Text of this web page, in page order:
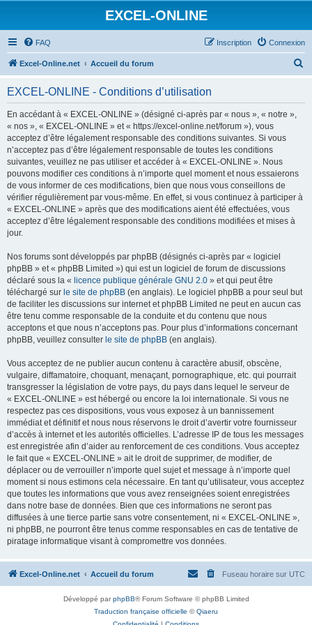
EXCEL-ONLINE
FAQ Connexion
Inscription
Excel-Online.net Accueil du forum
EXCEL-ONLINE - Conditions d’utilisation
En accédant à « EXCEL-ONLINE » (désigné ci-après par « nous », « notre »,
« nos », « EXCEL-ONLINE » et « https://excel-online.net/forum »), vous
acceptez d’être légalement responsable des conditions suivantes. Si vous
n’acceptez pas d’être légalement responsable de toutes les conditions
suivantes, veuillez ne pas utiliser et accéder à « EXCEL-ONLINE ». Nous
pouvons modifier ces conditions à n’importe quel moment et nous essaierons
de vous informer de ces modifications, bien que nous vous conseillons de
vérifier régulièrement par vous-même. En effet, si vous continuez à participer à
« EXCEL-ONLINE » après que des modifications aient été effectuées, vous
acceptez d’être légalement responsable des conditions modifiées et mises à
jour.
Nos forums sont développés par phpBB (désignés ci-après par « logiciel
phpBB » et « phpBB Limited ») qui est un logiciel de forum de discussions
déclaré sous la « licence publique générale GNU 2.0 » et qui peut être
téléchargé sur le site de phpBB (en anglais). Le logiciel phpBB a pour seul but
de faciliter les discussions sur internet et phpBB Limited ne peut en aucun cas
être tenu comme responsable de la conduite et du contenu que nous
acceptons et que nous n’acceptons pas. Pour plus d’informations concernant
phpBB, veuillez consulter le site de phpBB (en anglais).
Vous acceptez de ne publier aucun contenu à caractère abusif, obscène,
vulgaire, diffamatoire, choquant, menaçant, pornographique, etc. qui pourrait
transgresser la législation de votre pays, du pays dans lequel le serveur de
« EXCEL-ONLINE » est hébergé ou encore la loi internationale. Si vous ne
respectez pas ces dispositions, vous vous exposez à un bannissement
immédiat et définitif et nous nous réservons le droit d’avertir votre fournisseur
d’accès à internet et les autorités officielles. L’adresse IP de tous les messages
est enregistrée afin d’aider au renforcement de ces conditions. Vous acceptez
le fait que « EXCEL-ONLINE » ait le droit de supprimer, de modifier, de
déplacer ou de verrouiller n’importe quel sujet et message à n’importe quel
moment si nous estimons cela nécessaire. En tant qu’utilisateur, vous acceptez
que toutes les informations que vous avez renseignées soient enregistrées
dans notre base de données. Bien que ces informations ne seront pas
diffusées à une tierce partie sans votre consentement, ni « EXCEL-ONLINE »,
ni phpBB, ne pourront être tenus comme responsables en cas de tentative de
piratage informatique visant à compromettre vos données.
Excel-Online.net Accueil du forum Fuseau horaire sur UTC
Développé parphpBB® Forum Software © phpBB Limited
Traduction française officielle ©Qiaeru